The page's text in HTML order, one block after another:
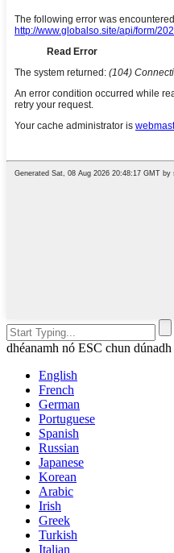
dhéanamh nó ESC chun dúnadh
English
French
German
Portuguese
Spanish
Russian
Japanese
Korean
Arabic
Irish
Greek
Turkish
Italian